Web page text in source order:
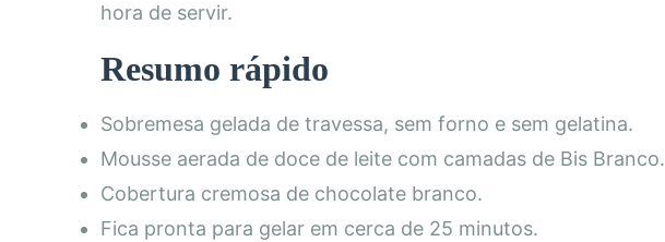
hora de servir.
Resumo rápido
Sobremesa gelada de travessa, sem forno e sem gelatina.
Mousse aerada de doce de leite com camadas de Bis Branco.
Cobertura cremosa de chocolate branco.
Fica pronta para gelar em cerca de 25 minutos.